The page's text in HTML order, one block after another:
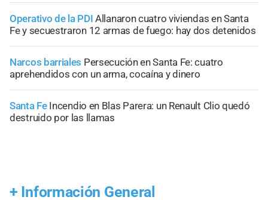
Operativo de la PDI Allanaron cuatro viviendas en Santa
Fe y secuestraron 12 armas de fuego: hay dos detenidos
Narcos barriales Persecución en Santa Fe: cuatro
aprehendidos con un arma, cocaína y dinero
Santa Fe Incendio en Blas Parera: un Renault Clio quedó
destruido por las llamas
+ Información General